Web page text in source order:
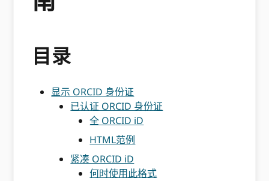
目录
显示 ORCID 身份证
已认证 ORCID 身份证
全 ORCID iD
HTML范例
紧凑 ORCID iD
何时使用此格式